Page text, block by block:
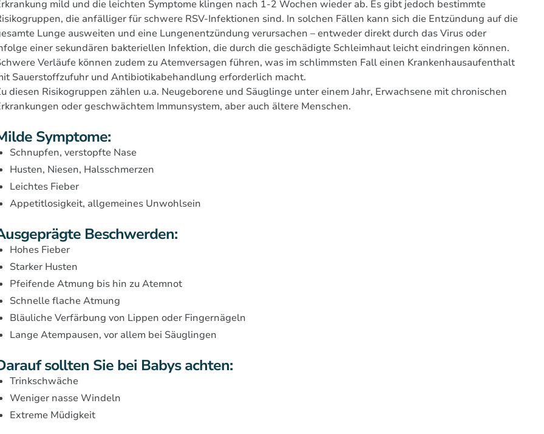
mild und die leichten Symptome klingen nach 1-2 Wochen wieder ab. Es gibt jedoch bestimmte
die anfälliger für schwere RSV-Infektionen sind. In solchen Fällen kann sich die Entzündung auf die
Lunge ausweiten und eine Lungenentzündung verursachen – entweder direkt durch das Virus oder
einer sekundären bakteriellen Infektion, die durch die geschädigte Schleimhaut leicht eindringen können.
Verläufe können zudem zu Atemversagen führen, was im schlimmsten Fall einen Krankenhausaufenthalt
Sauerstoffzufuhr und Antibiotikabehandlung erforderlich macht.
diesen Risikogruppen zählen u.a. Neugeborene und Säuglinge unter einem Jahr, Erwachsene mit chronischen
oder geschwächtem Immunsystem, aber auch ältere Menschen.
Symptome:
Schnupfen, verstopfte Nase
Husten, Niesen, Halsschmerzen
Leichtes Fieber
Appetitlosigkeit, allgemeines Unwohlsein
Beschwerden:
Hohes Fieber
Starker Husten
Pfeifende Atmung bis hin zu Atemnot
Schnelle flache Atmung
Bläuliche Verfärbung von Lippen oder Fingernägeln
Lange Atempausen, vor allem bei Säuglingen
sollten Sie bei Babys achten:
Trinkschwäche
Weniger nasse Windeln
Extreme Müdigkeit